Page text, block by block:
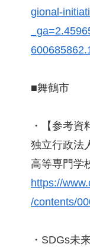
gional-
■舞鶴市
・【参考
独立行政法
高等専門
https://
/contents/
・SDGs未